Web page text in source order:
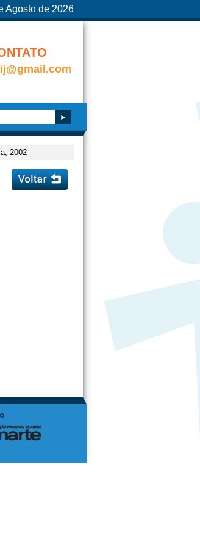
Agosto de 2026
2002